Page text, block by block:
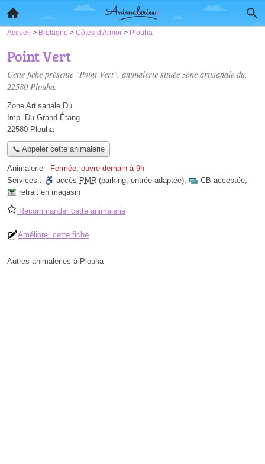
Accueil > Bretagne > Côtes-d'Armor > Plouha
Point Vert
Cette fiche présente "Point Vert", animalerie située zone artisanale du,
22580 Plouha.
Zone Artisanale Du
Imp. Du Grand Étang
22580 Plouha
📞 Appeler cette animalerie
Animalerie - Fermée, ouvre demain à 9h
Services :
accès PMR (parking, entrée adaptée), CB acceptée,
retrait en magasin
Recommander cette animalerie
Améliorer cette fiche
Autres animaleries à Plouha